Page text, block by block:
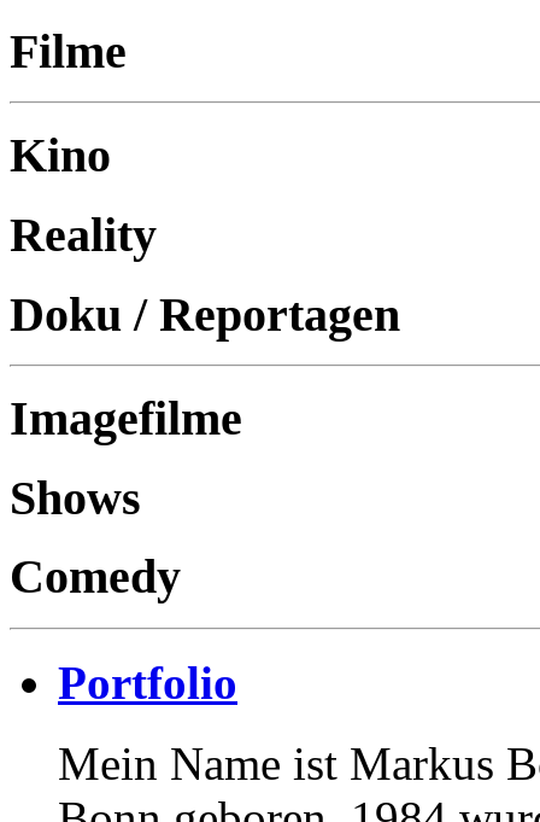
Filme
Kino
Reality
Doku / Reportagen
Imagefilme
Shows
Comedy
Portfolio
Mein Name ist Markus